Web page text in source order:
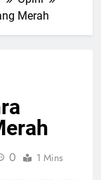
Merah
0 1 Mins